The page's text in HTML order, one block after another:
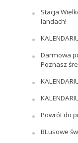
Stacja
landach!
Darmowa
Poznasz
Powrót do
BLusowe